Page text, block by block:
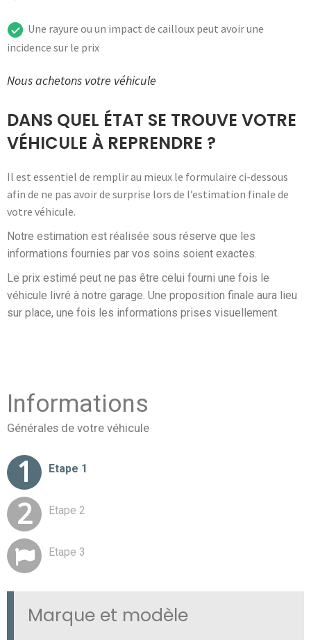
Une rayure ou un impact de cailloux peut avoir une
incidence sur le prix
Nous achetons votre véhicule
DANS QUEL ÉTAT SE TROUVE VOTRE
VÉHICULE À REPRENDRE ?
Il est essentiel de remplir au mieux le formulaire ci-dessous
afin de ne pas avoir de surprise lors de l’estimation finale de
votre véhicule.
Notre estimation est réalisée sous réserve que les
informations fournies par vos soins soient exactes.
Le prix estimé peut ne pas être celui fourni une fois le
véhicule livré à notre garage. Une proposition finale aura lieu
sur place, une fois les informations prises visuellement.
Informations
Générales de votre véhicule
Pour la reprise
de votre véhicule
Envoyez les photos de
votre véhicules
Etape 1
Etape 2
Etape 3
Marque et modèle